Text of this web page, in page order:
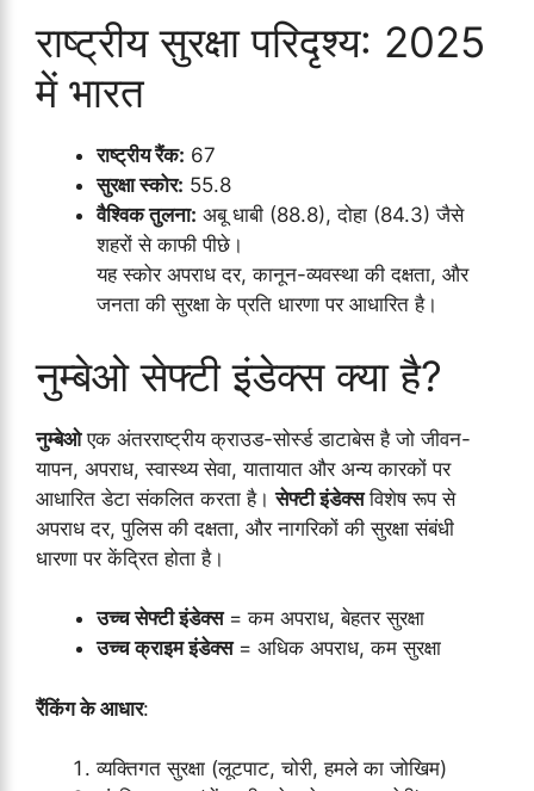
राष्ट्रीय सुरक्षा परिदृश्य: 2025
में भारत
राष्ट्रीय रैंक: 67
सुरक्षा स्कोर: 55.8
वैश्विक तुलना: अबू धाबी (88.8), दोहा (84.3) जैसे
शहरों से काफी पीछे।
यह स्कोर अपराध दर, कानून-व्यवस्था की दक्षता, और
जनता की सुरक्षा के प्रति धारणा पर आधारित है।
नुम्बेओ सेफ्टी इंडेक्स क्या है?
नुम्बेओएक अंतरराष्ट्रीय क्राउड-सोर्स्ड डाटाबेस है जो जीवन-
यापन, अपराध, स्वास्थ्य सेवा, यातायात और अन्य कारकों पर
आधारित डेटा संकलित करता है।सेफ्टी इंडेक्सविशेष रूप से
अपराध दर, पुलिस की दक्षता, और नागरिकों की सुरक्षा संबंधी
धारणा पर केंद्रित होता है।
उच्च सेफ्टी इंडेक्स= कम अपराध, बेहतर सुरक्षा
उच्च क्राइम इंडेक्स= अधिक अपराध, कम सुरक्षा
रैंकिंग के आधार:
व्यक्तिगत सुरक्षा (लूटपाट, चोरी, हमले का जोखिम)